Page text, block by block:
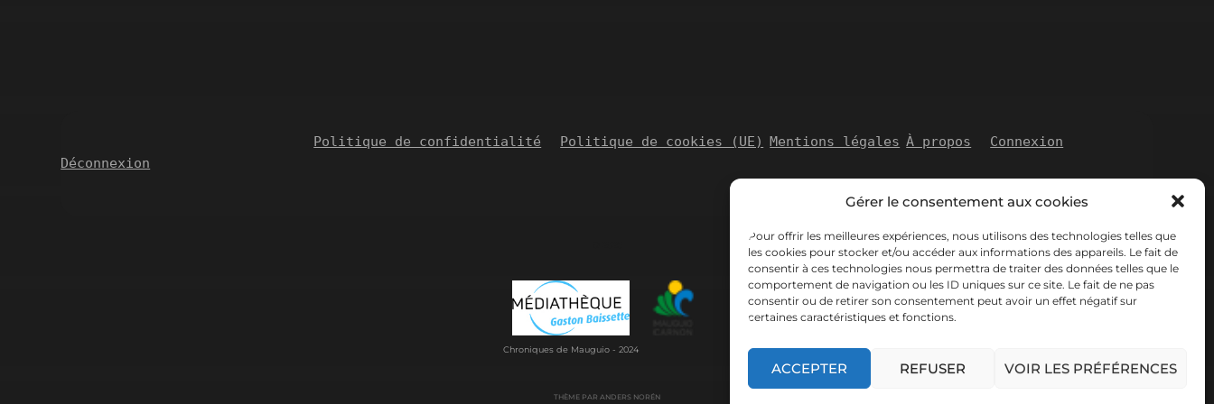
Gérer le consentement aux cookies
Pour offrir les meilleures expériences, nous utilisons des technologies telles que
les cookies pour stocker et/ou accéder aux informations des appareils. Le fait de
consentir à ces technologies nous permettra de traiter des données telles que le
comportement de navigation ou les ID uniques sur ce site. Le fait de ne pas
consentir ou de retirer son consentement peut avoir un effet négatif sur
certaines caractéristiques et fonctions.
ACCEPTER REFUSER VOIR LES PRÉFÉRENCES
Politique de confidentialité Politique de cookies (UE) Mentions légales À propos
Connexion
Déconnexion
Chroniques de Mauguio - 2024
THÈME PAR ANDERS NORÉN